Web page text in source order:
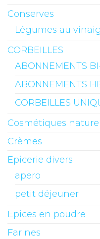
Conserves
Légumes au
CORBEILLES
ABONNEMENTS
ABONNEMENTS
CORBEILLES
Cosmétiques
Crèmes
Epicerie divers
apero
petit déjeuner
Epices en poudre
Farines